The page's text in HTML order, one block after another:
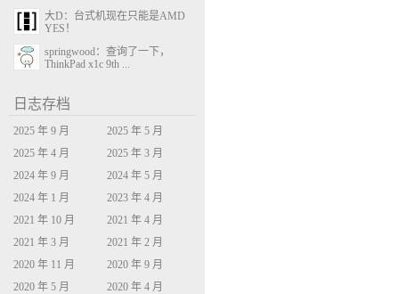
大D：台式机现在只能是AMD
YES！
springwood：查询了一下，
ThinkPad x1c 9th ...
日志存档
2025 年 9 月
2025 年 5 月
2025 年 4 月
2025 年 3 月
2024 年 9 月
2024 年 5 月
2024 年 1 月
2023 年 4 月
2021 年 10 月
2021 年 4 月
2021 年 3 月
2021 年 2 月
2020 年 11 月
2020 年 9 月
2020 年 5 月
2020 年 4 月